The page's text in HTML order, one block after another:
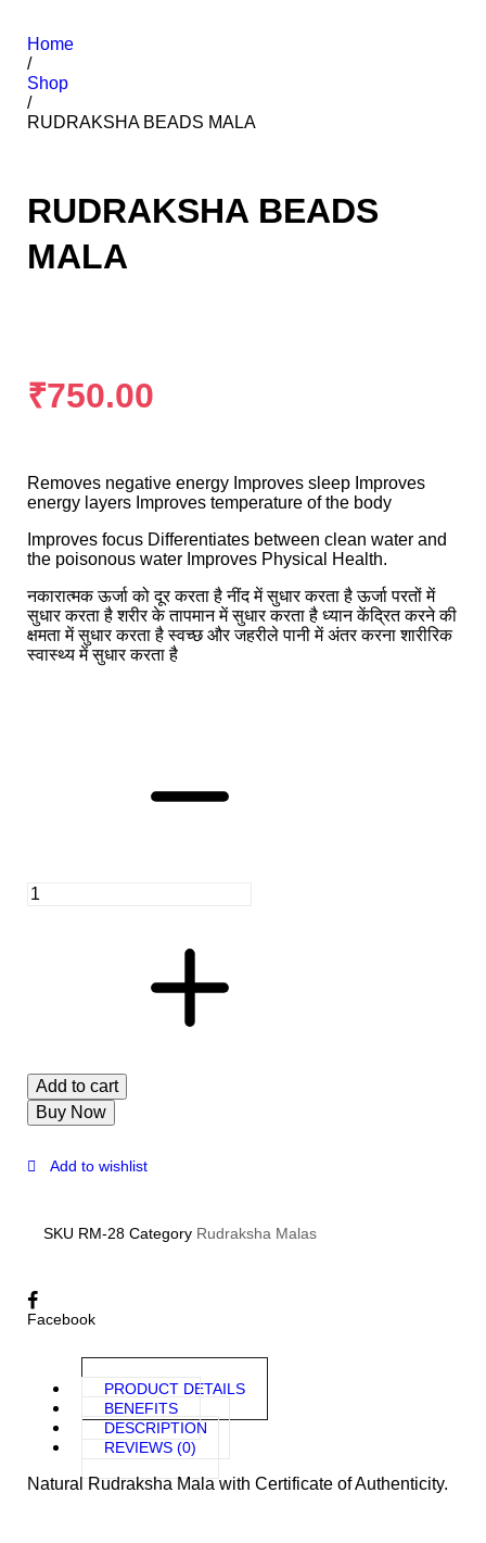
Home
/
Shop
/
RUDRAKSHA BEADS MALA
RUDRAKSHA BEADS
MALA
₹750.00
Removes negative energy Improves sleep Improves
energy layers Improves temperature of the body
Improves focus Differentiates between clean water and
the poisonous water Improves Physical Health.
नकारात्मक ऊर्जा को दूर करता है नींद में सुधार करता है ऊर्जा परतों में
सुधार करता है शरीर के तापमान में सुधार करता है ध्यान केंद्रित करने की
क्षमता में सुधार करता है स्वच्छ और जहरीले पानी में अंतर करना शारीरिक
स्वास्थ्य में सुधार करता है
Add to cart
Buy Now
Add to wishlist
SKU RM-28 Category Rudraksha Malas
Facebook
PRODUCT DETAILS
BENEFITS
DESCRIPTION
REVIEWS (0)
Natural Rudraksha Mala with Certificate of Authenticity.